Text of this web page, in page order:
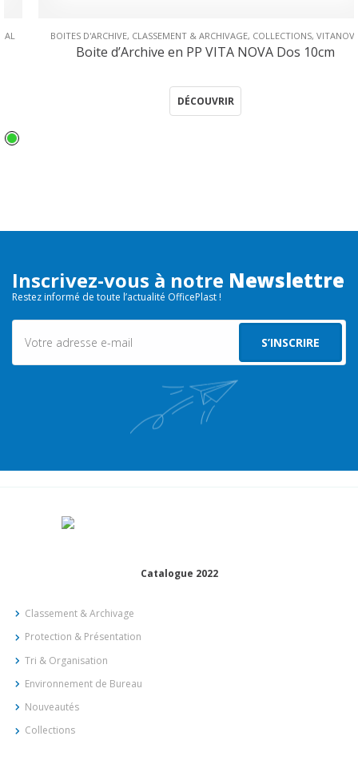
BOITES D'ARCHIVE,CLASSEMENT & ARCHIVAGE,COLLECTIONS,VITANOVA
Boite d’Archive en PP VITA NOVA Dos 10cm
DÉCOUVRIR
Nouveautés
Z.I 2, MEDJEZ EL BAB B.P – 9070 – TUNISIE